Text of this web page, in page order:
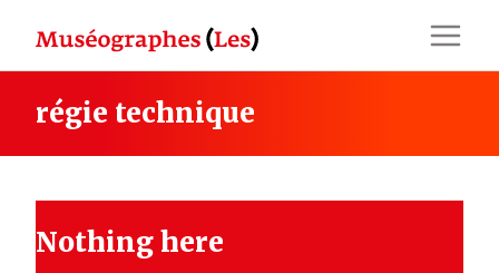
content
régie technique
Nothing here